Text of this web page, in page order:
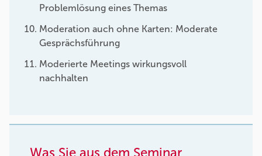
Problemlösung eines Themas
Moderation auch ohne Karten: Moderate
Gesprächsführung
Moderierte Meetings wirkungsvoll
nachhalten
Was Sie aus dem Seminar